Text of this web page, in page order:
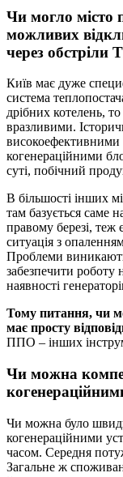
Чи могло місто
можливих
через обстріли
Київ має дуже
система
дрібних котелень,
вразливими.
високоефективними
когенераційними
суті, побічний
В більшості інших
там базується саме
правому березі, теж
ситуація з
Проблеми
забезпечити роботу
наявності
Тому питання, чи
має просту
ППО – інших
Чи можна
Чи можна було
когенераційними
часом. Середня
Загальне ж